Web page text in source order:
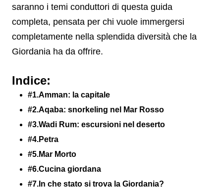
saranno i temi conduttori di questa guida
completa, pensata per chi vuole immergersi
completamente nella splendida diversità che la
Giordania ha da offrire.
Indice:
#1.Amman: la capitale
#2.Aqaba: snorkeling nel Mar Rosso
#3.Wadi Rum: escursioni nel deserto
#4.Petra
#5.Mar Morto
#6.Cucina giordana
#7.In che stato si trova la Giordania?